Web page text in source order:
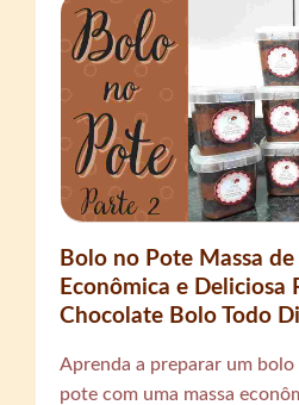
Bolo no Pote Massa
Econômica e Deliciosa
Chocolate Bolo Todo
Aprenda a preparar um
pote com uma massa